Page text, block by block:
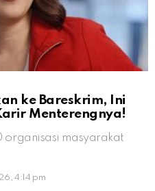
ke Bareskrim, Ini
Menterengnya!
organisasi masyarakat
4:14 pm